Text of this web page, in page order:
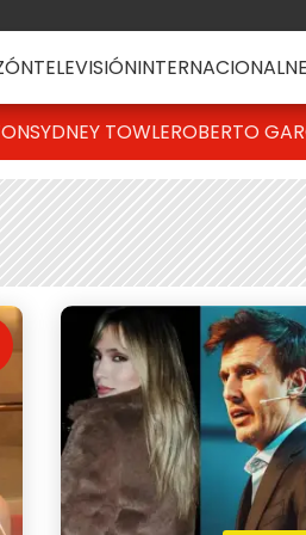
TELEVISIÓNINTERNACIONAL
SYDNEY TOWLEROBERTO